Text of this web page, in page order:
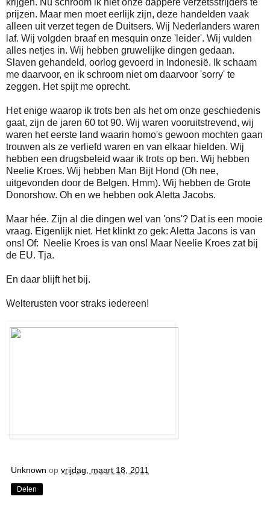
prijzen. Maar men moet eerlijk zijn, deze handelden vaak
alleen uit verzet tegen de Duitsers. Wij Nederlanders waren
laf. Wij volgden braaf en mesquin onze 'leider'. Wij vulden
alles netjes in. Wij hebben gruwelijke dingen gedaan.
Slaven gehandeld, oorlog gevoerd in Indonesië. Ik schaam
me daarvoor, en ik schroom niet om daarvoor 'sorry' te
zeggen. Het spijt me oprecht.
Het enige waarop ik trots ben als het om onze geschiedenis
gaat, zijn de jaren 60 tot 90. Wij waren vooruitstrevend, wij
waren het eerste land waarin homo's gewoon mochten gaan
trouwen als ze verliefd waren en van elkaar hielden. Wij
hebben een drugsbeleid waar ik trots op ben. Wij hebben
Neelie Kroes. Wij hebben Man Bijt Hond (Oh nee,
uitgevonden door de Belgen. Hmm). Wij hebben de Grote
Donorshow. Oh en we hebben ook Aletta Jacobs.
Maar hée. Zijn al die dingen wel van 'ons'? Dat is een mooie
vraag. Eigenlijk niet. Het klinkt zo gek: Aletta Jacons is van
ons! Of: Neelie Kroes is van ons! Maar Neelie Kroes zat bij
de EU. Tja.
En daar blijft het bij.
Welterusten voor straks iedereen!
Unknown op vrijdag, maart 18, 2011
Delen